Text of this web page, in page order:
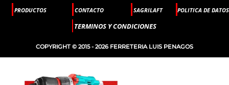
PRODUCTOS CONTACTO SAGRILAFT POLITICA DE DATOS
TERMINOS Y CONDICIONES
COPYRIGHT © 2015 - 2026 FERRETERIA LUIS PENAGOS